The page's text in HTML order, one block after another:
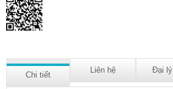
Chi tiết
Liên hệ Đại lý